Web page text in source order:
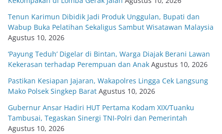
Tenun Karimun Dibidik Jadi Produk Unggulan, Bupati dan
Wabup Buka Pelatihan Sekaligus Sambut Wisatawan Malaysia
Agustus 10, 2026
‘Payung Teduh’ Digelar di Bintan, Warga Diajak Berani Lawan
Kekerasan terhadap Perempuan dan Anak Agustus 10, 2026
Pastikan Kesiapan Jajaran, Wakapolres Lingga Cek Langsung
Mako Polsek Singkep Barat Agustus 10, 2026
Gubernur Ansar Hadiri HUT Pertama Kodam XIX/Tuanku
Tambusai, Tegaskan Sinergi TNI-Polri dan Pemerintah
Agustus 10, 2026